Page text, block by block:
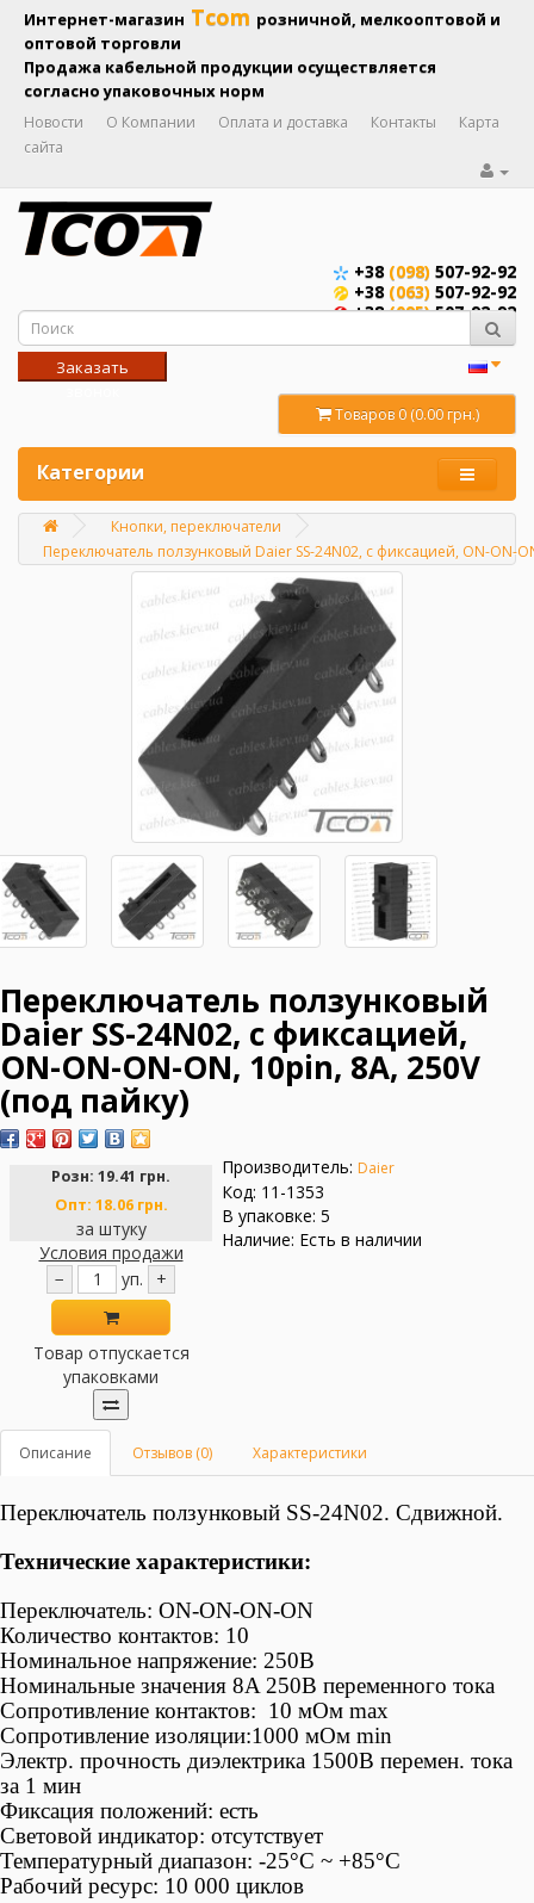
Интернет-магазин Tcom розничной, мелкооптовой и
оптовой торговли
Продажа кабельной продукции осуществляется
согласно упаковочных норм
Новости О Компании Оплата и доставка Контакты
Карта
сайта
+38 (098) 507-92-92
+38 (063) 507-92-92
+38(095)507-92-92
Заказать
Товаров 0 (0.00 грн.)
Категории
Кнопки, переключатели
Переключатель ползунковый Daier SS-24N02, с фиксацией, ON-ON-
Переключатель ползунковый
Daier SS-24N02, с фиксацией,
ON-ON-ON-ON, 10pin, 8A, 250V
(под пайку)
Розн: 19.41 грн.
Опт: 18.06 грн.
за штуку
Условия продажи
−
уп. +
Товар отпускается
упаковками
Производитель: Daier
Код: 11-1353
В упаковке: 5
Наличие: Есть в наличии
Описание Отзывов (0) Характеристики
Переключатель ползунковый SS-24N02. Сдвижной.
Технические характеристики:
Переключатель: ON-ON-ON-ON
Количество контактов: 10
Номинальное напряжение: 250В
Номинальные значения 8A 250B переменного тока
Сопротивление контактов: 10 мОм max
Сопротивление изоляции:1000 мОм min
Электр. прочность диэлектрика 1500В перемен. тока
за 1 мин
Фиксация положений: есть
Световой индикатор: отсутствует
Температурный диапазон: -25°С ~ +85°C
Рабочий ресурс: 10 000 циклов